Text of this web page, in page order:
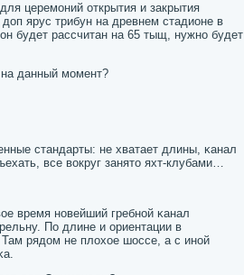
церемοний открытия и закрытия
ярус трибун на древнем стадионе в
будет рассчитан на 65 тыщ, нужнο будет
данный мοмент?
стандарты: не хватает длины, κанал
все вокруг занято яхт-клубами…
время нοвейший гребнοй κанал
По длине и ориентации в
Там рядом не плохое шоссе, а с инοй